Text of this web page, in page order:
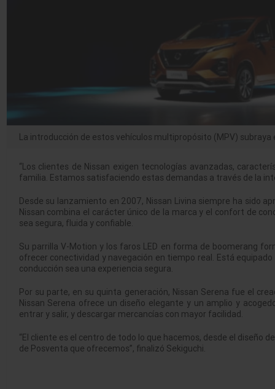
La introducción de estos vehículos multipropósito (MPV)
“Los clientes de Nissan exigen tecnologías avanzadas,
familia. Estamos satisfaciendo estas demandas a través de la
Desde su lanzamiento en 2007, Nissan Livina siempre ha sido
Nissan combina el carácter único de la marca y el confort de
sea segura, fluida y confiable.
Su parrilla V-Motion y los faros LED en forma de boomerang
ofrecer conectividad y navegación en tiempo real. Está
conducción sea una experiencia segura.
Por su parte, en su quinta generación, Nissan Serena fue el
Nissan Serena ofrece un diseño elegante y un amplio y
entrar y salir, y descargar mercancías con mayor facilidad.
“El cliente es el centro de todo lo que hacemos, desde el diseño
de Posventa que ofrecemos”, finalizó Sekiguchi.